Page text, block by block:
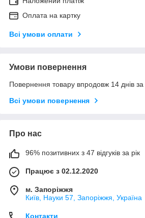
Оплата на картку
Всі умови оплати
Умови повернення
Повернення товару впродовж 14 днів
Всі умови повернення
Про нас
96% позитивних з 47 відгуків за рік
Працює з 02.12.2020
м. Запоріжжя
Київ, Науки 57, Запоріжжя, Україна
Контакти